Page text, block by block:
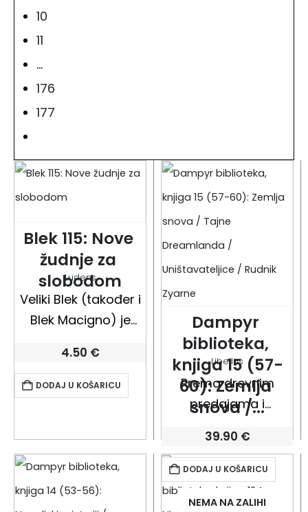
10
11
…
176
177
Blek 115: Nove
žudnje za
slobodom
Ludens
Veliki Blek (također i
Blek Macigno) je
kista torinskog trojca
Esse G. Esse, kojega
su tvorili Giovanni
(1922.-1991.), Dario
Guzzon (1926.-2000.)
i Pietro Sartoris…
4.50 €
DODAJ U KOŠARICU
Dampyr
biblioteka,
knjiga 15 (57-
60): Zemlja
snova /...
Libellus
Prema drevnim
predajama i
slavenskih naroda,
Dampyr je dijete
rođeno iz zajednice
žene i vampira. To je
39.90 €
DODAJ U KOŠARICU
NEMA NA ZALIHI